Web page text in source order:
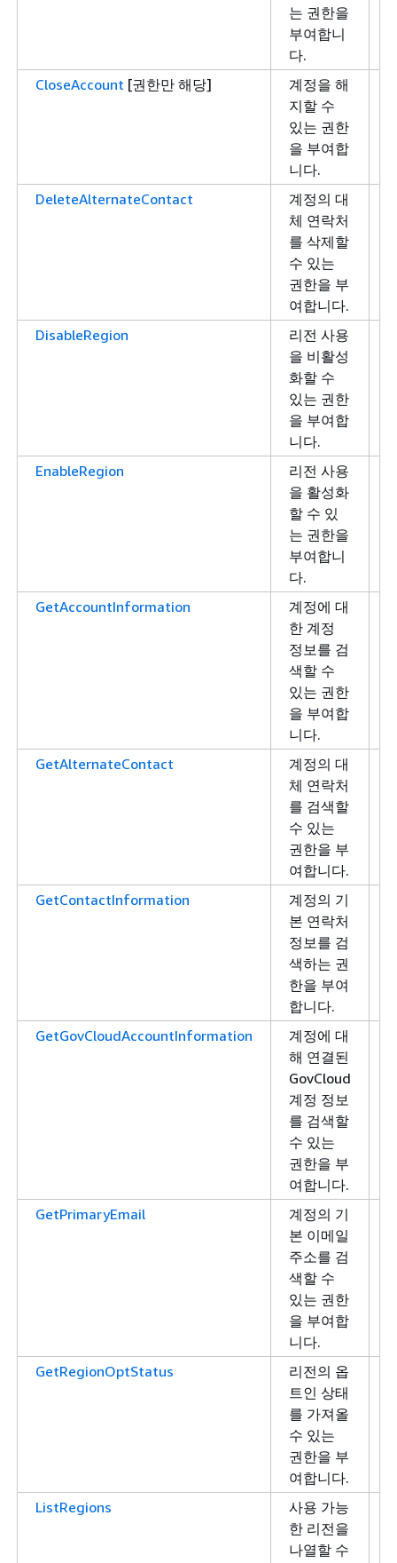
는 권한을
부여합니
다.
CloseAccount [권한만 해당]
계정을 해
지할 수
있는 권한
을 부여합
니다.
DeleteAlternateContact
계정의 대
체 연락처
를 삭제할
수 있는
권한을 부
여합니다.
DisableRegion
리전 사용
을 비활성
화할 수
있는 권한
을 부여합
니다.
EnableRegion
리전 사용
을 활성화
할 수 있
는 권한을
부여합니
다.
GetAccountInformation
계정에 대
한 계정
정보를 검
색할 수
있는 권한
을 부여합
니다.
GetAlternateContact
계정의 대
체 연락처
를 검색할
수 있는
권한을 부
여합니다.
GetContactInformation
계정의 기
본 연락처
정보를 검
색하는 권
한을 부여
합니다.
GetGovCloudAccountInformation
계정에 대
해 연결된
GovCloud
계정 정보
를 검색할
수 있는
권한을 부
여합니다.
GetPrimaryEmail
계정의 기
본 이메일
주소를 검
색할 수
있는 권한
을 부여합
니다.
GetRegionOptStatus
리전의 옵
트인 상태
를 가져올
수 있는
권한을 부
여합니다.
ListRegions
사용 가능
한 리전을
나열할 수